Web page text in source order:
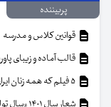
پربیننده
قوانین کلاس و مدرسه
قالب آماده و زیبای
شعار سال ۱۴۰۱ «سال تولید، دانش‌بنیان و اشتغال‌آفرین»